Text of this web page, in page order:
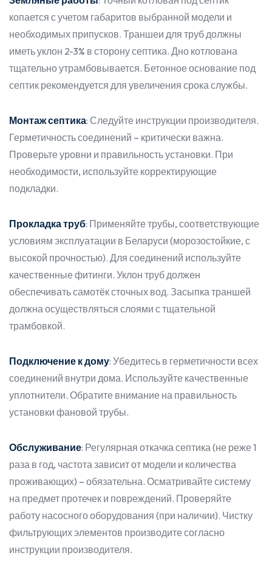
копается с учетом габаритов выбранной модели и
необходимых припусков. Траншеи для труб должны
иметь уклон 2-3% в сторону септика. Дно котлована
тщательно утрамбовывается. Бетонное основание под
септик рекомендуется для увеличения срока службы.
Монтаж септика: Следуйте инструкции производителя.
Герметичность соединений – критически важна.
Проверьте уровни и правильность установки. При
необходимости, используйте корректирующие
подкладки.
Прокладка труб: Применяйте трубы, соответствующие
условиям эксплуатации в Беларуси (морозостойкие, с
высокой прочностью). Для соединений используйте
качественные фитинги. Уклон труб должен
обеспечивать самотёк сточных вод. Засыпка траншей
должна осуществляться слоями с тщательной
трамбовкой.
Подключение к дому: Убедитесь в герметичности всех
соединений внутри дома. Используйте качественные
уплотнители. Обратите внимание на правильность
установки фановой трубы.
Обслуживание: Регулярная откачка септика (не реже 1
раза в год, частота зависит от модели и количества
проживающих) – обязательна. Осматривайте систему
на предмет протечек и повреждений. Проверяйте
работу насосного оборудования (при наличии). Чистку
фильтрующих элементов производите согласно
инструкции производителя.